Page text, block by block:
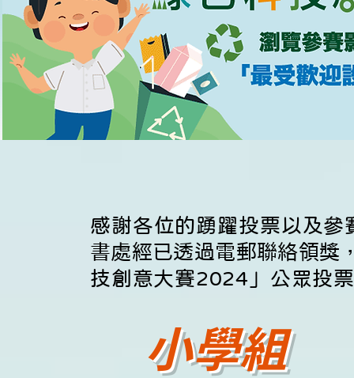
小學組
感謝各位的踴躍投票以及參
書處經已透過電郵聯絡領獎
技創意大賽2024」公眾投